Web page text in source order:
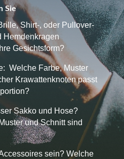
Sie
Shirt-, oder Pullover-
Hemdenkragen
Gesichtsform?
Welche Farbe, Muster
Krawattenknoten passt
Sakko und Hose?
und Schnitt sind
sein? Welche